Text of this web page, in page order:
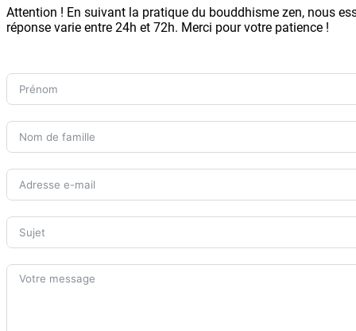
Attention ! En suivant la pratique du bouddhisme zen, nous
réponse varie entre 24h et 72h. Merci pour votre patience !